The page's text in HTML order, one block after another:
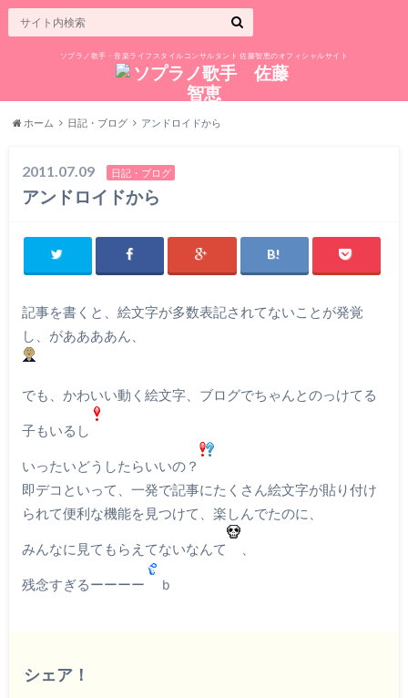
ソプラノ歌手・音楽ライフスタイルコンサルタント 佐藤智恵のオフィシャルサイト
ホーム 日記・ブログ アンドロイドから
2011.07.09 日記・ブログ
アンドロイドから
記事を書くと、絵文字が多数表記されてないことが発覚
し、がああああん、
でも、かわいい動く絵文字、ブログでちゃんとのっけてる
子もいるし
いったいどうしたらいいの？
即デコといって、一発で記事にたくさん絵文字が貼り付け
られて便利な機能を見つけて、楽しんでたのに、
みんなに見てもらえてないなんて
残念すぎるーーーー ｂ
シェア！